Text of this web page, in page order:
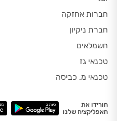
חברות אחזקה
חברת ניקיון
חשמלאים
טכנאי גז
טכנאי מ. כביסה
הורידו את
האפליקציה שלנו